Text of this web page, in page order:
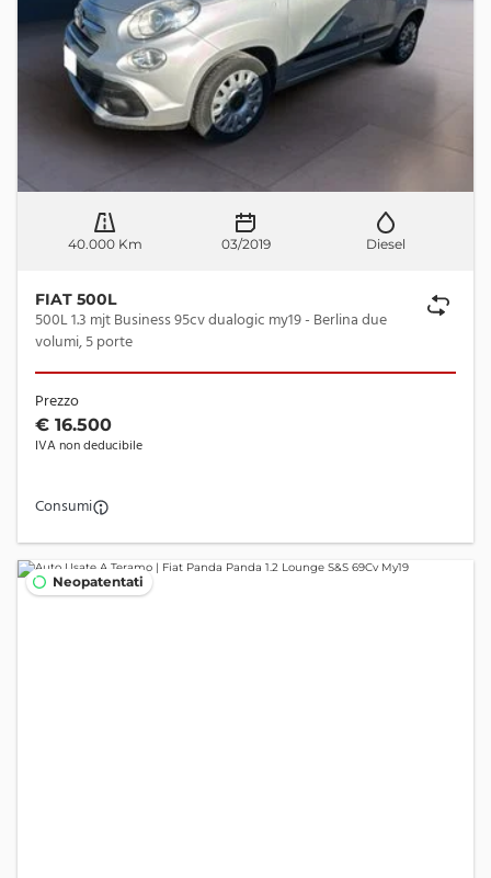
40.000 Km 03/2019 Diesel
FIAT 500L
500L 1.3 mjt Business 95cv dualogic my19 - Berlina due
volumi, 5 porte
Prezzo
€ 16.500
IVA non deducibile
Consumi
Neopatentati